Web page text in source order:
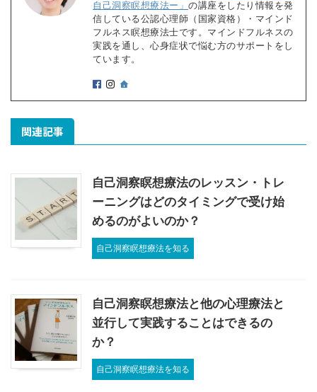
自己洞察瞑想療法ー」 の講座をしたり情報を発
信している公認心理師（国家資格）・マインド
フルネス瞑想療法士です。マインドフルネスの
実践を通し、心身症状で悩む方のサポートをし
ています。
関連記事
自己洞察瞑想療法のレッスン・トレ
ーニングはどのタイミングで受け始
めるのがよいのか？
自己洞察瞑想療法を知る
自己洞察瞑想療法と他の心理療法と
並行して実践することはできるの
か？
自己洞察瞑想療法を知る